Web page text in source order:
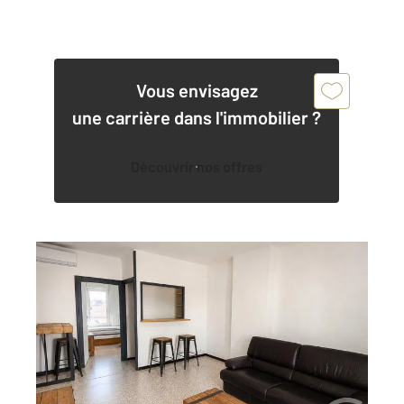
Vous envisagez
une carrière dans l'immobilier ?
Découvrir nos offres
BAGNOLS SUR CEZE 30
54,90 m2, 3 pièces
Ref : 8940
Appartement F2 Bis à louer
566 €
par mois charges comprises